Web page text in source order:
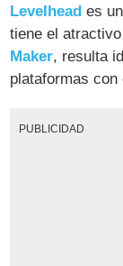
Levelhead es
tiene el
Maker, resulta
plataformas con
PUBLICIDAD